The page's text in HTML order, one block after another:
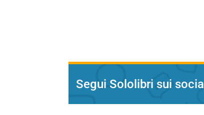
Segui Sololibri sui social